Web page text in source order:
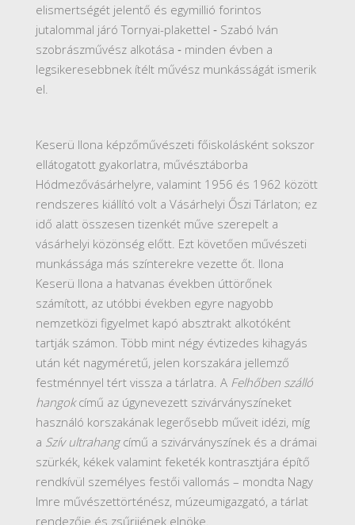
elismertségét jelentő és egymillió forintos
jutalommal járó Tornyai-plakettel ‑ Szabó Iván
szobrászművész alkotása ‑ minden évben a
legsikeresebbnek ítélt művész munkásságát ismerik
el.
Keserü Ilona képzőművészeti főiskolásként sokszor
ellátogatott gyakorlatra, művésztáborba
Hódmezővásárhelyre, valamint 1956 és 1962 között
rendszeres kiállító volt a Vásárhelyi Őszi Tárlaton; ez
idő alatt összesen tizenkét műve szerepelt a
vásárhelyi közönség előtt. Ezt követően művészeti
munkássága más színterekre vezette őt. Ilona
Keserü Ilona a hatvanas években úttörőnek
számított, az utóbbi években egyre nagyobb
nemzetközi figyelmet kapó absztrakt alkotóként
tartják számon. Több mint négy évtizedes kihagyás
után két nagyméretű, jelen korszakára jellemző
festménnyel tért vissza a tárlatra. A Felhőben szálló
hangokcímű az úgynevezett szivárványszíneket
használó korszakának legerősebb műveit idézi, míg
a Szív ultrahangcímű a szivárványszínek és a drámai
szürkék, kékek valamint feketék kontrasztjára építő
rendkívül személyes festői vallomás – mondta Nagy
Imre művészettörténész, múzeumigazgató, a tárlat
rendezője és zsűrijének elnöke.